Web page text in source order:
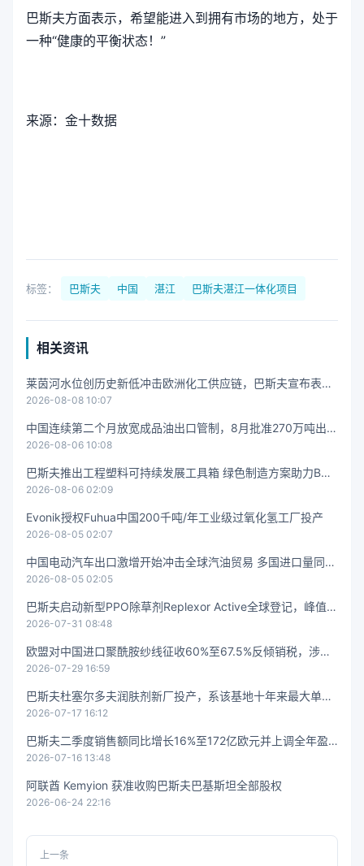
巴斯夫方面表示，希望能进入到拥有市场的地方，处于
一种“健康的平衡状态！”
来源：金十数据
标签： 巴斯夫 中国 湛江 巴斯夫湛江一体化项目
相关资讯
莱茵河水位创历史新低冲击欧洲化工供应链，巴斯夫宣布表面
活性剂不可抗力
2026-08-08 10:07
中国连续第二个月放宽成品油出口管制，8月批准270万吨出口
配额
2026-08-06 10:08
巴斯夫推出工程塑料可持续发展工具箱 绿色制造方案助力BOS
CH和伊顿降碳
2026-08-06 02:09
Evonik授权Fuhua中国200千吨/年工业级过氧化氢工厂投产
2026-08-05 02:07
中国电动汽车出口激增开始冲击全球汽油贸易 多国进口量同比
下降三分之一
2026-08-05 02:05
巴斯夫启动新型PPO除草剂Replexor Active全球登记，峰值覆
盖5000万公顷
2026-07-31 08:48
欧盟对中国进口聚酰胺纱线征收60%至67.5%反倾销税，涉及
4亿欧元市场
2026-07-29 16:59
巴斯夫杜塞尔多夫润肤剂新厂投产，系该基地十年来最大单笔
投资
2026-07-17 16:12
巴斯夫二季度销售额同比增长16%至172亿欧元并上调全年盈
利指引
2026-07-16 13:48
阿联酋 Kemyion 获准收购巴斯夫巴基斯坦全部股权
2026-06-24 22:16
上一条